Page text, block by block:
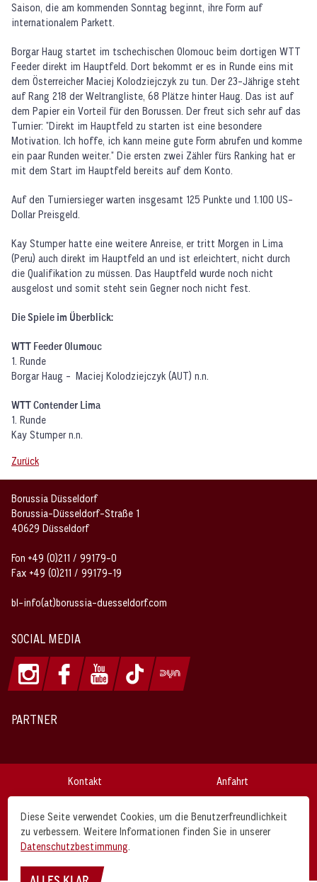
Saison, die am kommenden Sonntag beginnt, ihre Form auf
internationalem Parkett.
Borgar Haug startet im tschechischen Olomouc beim dortigen WTT
Feeder direkt im Hauptfeld. Dort bekommt er es in Runde eins mit
dem Österreicher Maciej Kolodziejczyk zu tun. Der 23-Jährige steht
auf Rang 218 der Weltrangliste, 68 Plätze hinter Haug. Das ist auf
dem Papier ein Vorteil für den Borussen. Der freut sich sehr auf das
Turnier: "Direkt im Hauptfeld zu starten ist eine besondere
Motivation. Ich hoffe, ich kann meine gute Form abrufen und komme
ein paar Runden weiter." Die ersten zwei Zähler fürs Ranking hat er
mit dem Start im Hauptfeld bereits auf dem Konto.
Auf den Turniersieger warten insgesamt 125 Punkte und 1.100 US-
Dollar Preisgeld.
Kay Stumper hatte eine weitere Anreise, er tritt Morgen in Lima
(Peru) auch direkt im Hauptfeld an und ist erleichtert, nicht durch
die Qualifikation zu müssen. Das Hauptfeld wurde noch nicht
ausgelost und somit steht sein Gegner noch nicht fest.
Die Spiele im Überblick:
WTT Feeder Olumouc
1. Runde
Borgar Haug - Maciej Kolodziejczyk (AUT) n.n.
WTT Contender Lima
1. Runde
Kay Stumper n.n.
Zurück
Borussia Düsseldorf
Borussia-Düsseldorf-Straße 1
40629 Düsseldorf
Fon +49 (0)211 / 99179-0
Fax +49 (0)211 / 99179-19
bl-info(at)borussia-duesseldorf.com
SOCIAL MEDIA
PARTNER
Kontakt Anfahrt
AGB Disclaimer
Borussia Düsseldorf © 2026
Diese Seite verwendet Cookies, um die Benutzerfreundlichkeit
zu verbessern. Weitere Informationen finden Sie in unserer
Datenschutzbestimmung.